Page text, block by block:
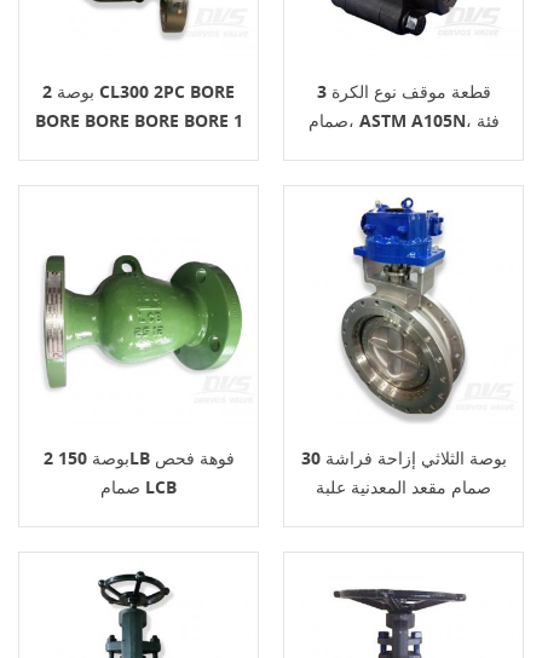
2 بوصة CL300 2PC BORE
BORE BORE BORE BORE 1
3 قطعة موقف نوع الكرة
صمام، ASTM A105N، فئة
2 بوصة 150LB فوهة فحص
صمام LCB
30 بوصة الثلاثي إزاحة فراشة
صمام مقعد المعدنية علبة